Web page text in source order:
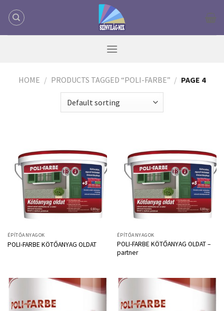
HOME / PRODUCTS TAGGED “POLI-FARBE” / PAGE 4
ÉPÍTŐANYAGOK
POLI-FARBE KÖTŐANYAG OLDAT
ÉPÍTŐANYAGOK
POLI-FARBE KÖTŐANYAG OLDAT –
partner